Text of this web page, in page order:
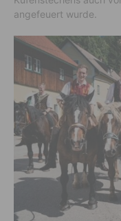
angefeuert wurde.